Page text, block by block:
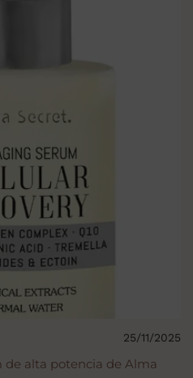
de alta potencia de Alma
25/11/2025